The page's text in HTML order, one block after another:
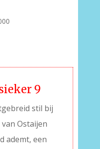
9
stil bij
Ostaijen
ademt, een